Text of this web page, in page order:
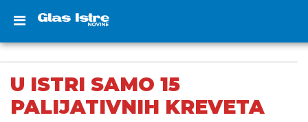
U ISTRI SAMO 15
PALIJATIVNIH KREVETA